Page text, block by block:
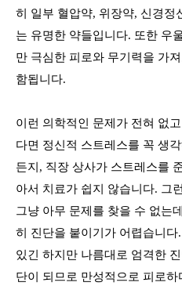
히 일부 혈압약, 위장약, 신경정
는 유명한 약들입니다. 또한 우
만 극심한 피로와 무기력을 가
함됩니다.
이런 의학적인 문제가 전혀 없
다면 정신적 스트레스를 꼭 생
든지 , 직장 상사가 스트레스를
아서 치료가 쉽지 않습니다. 그
그냥 아무 문제를 찾을 수 없는
히 진단을 붙이기가 어렵습니다.
있긴 하지만 나름대로 엄격한
단이 되므로 만성적으로 피로